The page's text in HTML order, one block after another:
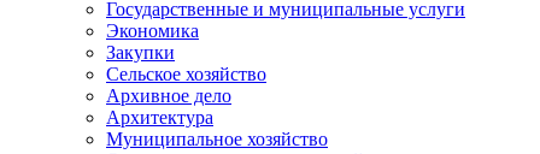
Государственные и муниципальные услуги
Экономика
Закупки
Сельское хозяйство
Архивное дело
Архитектура
Муниципальное хозяйство